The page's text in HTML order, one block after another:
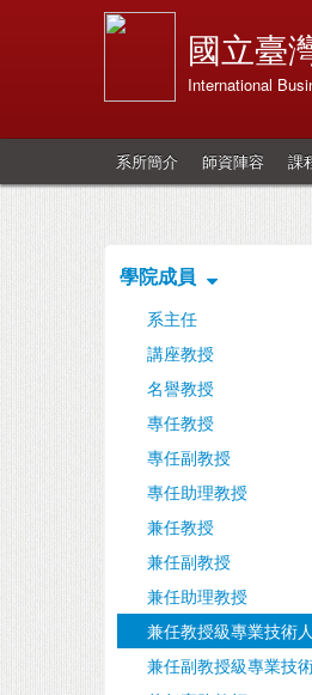
國立臺
International
系所簡介 師資陣容 課
學院成員
系主任
講座教授
名譽教授
專任教授
專任副教授
專任助理教授
兼任教授
兼任副教授
兼任助理教授
兼任教授級專業技術
兼任副教授級專業技